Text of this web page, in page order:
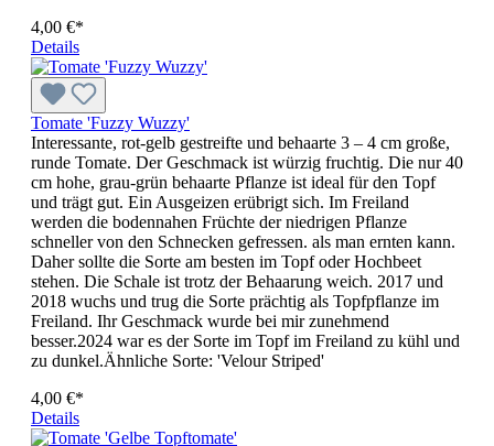
4,00 €*
Details
Tomate 'Fuzzy Wuzzy'
Interessante, rot-gelb gestreifte und behaarte 3 – 4 cm große,
runde Tomate. Der Geschmack ist würzig fruchtig. Die nur 40
cm hohe, grau-grün behaarte Pflanze ist ideal für den Topf
und trägt gut. Ein Ausgeizen erübrigt sich. Im Freiland
werden die boden­na­hen Früchte der niedrigen Pflan­ze
schneller von den Schnecken gefres­sen. als man ernten kann.
Daher sollte die Sorte am besten im Topf oder Hochbeet
stehen. Die Schale ist trotz der Behaarung weich. 2017 und
2018 wuchs und trug die Sorte prächtig als Topfpflanze im
Freiland. Ihr Geschmack wurde bei mir zunehmend
besser.2024 war es der Sorte im Topf im Freiland zu kühl und
zu dunkel.Ähnliche Sorte: 'Velour Striped'
4,00 €*
Details